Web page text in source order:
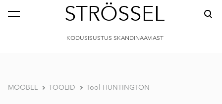
STRÖSSEL
KODUSISUSTUS SKANDINAAVIAST
MÖÖBEL TOOLID Tool HUNTINGTON